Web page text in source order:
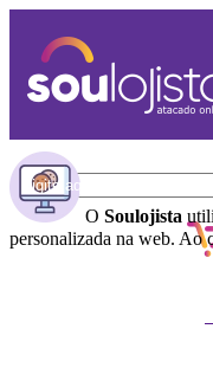
O Soulojista
personalizada na web. Ao